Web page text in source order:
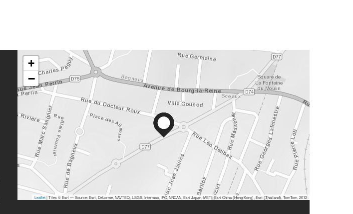
+
−
Leaflet| Tiles © Esri — Source: Esri, DeLorme, NAVTEQ, USGS, Intermap, iPC, NRCAN, Esri Japan, METI, Esri China (Hong Kong), Esri (Thailand), TomTom, 2012